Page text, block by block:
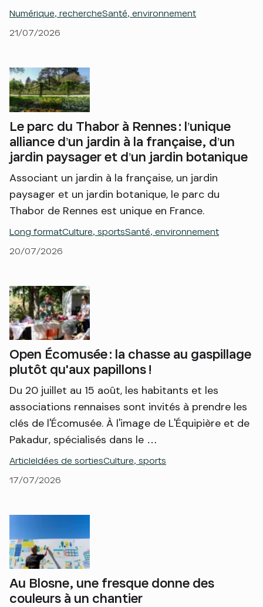
Numérique, rechercheSanté, environnement
21/07/2026
Le parc du Thabor à Rennes : l’unique
alliance d’un jardin à la française, d’un
jardin paysager et d’un jardin botanique
Associant un jardin à la française, un jardin
paysager et un jardin botanique, le parc du
Thabor de Rennes est unique en France.
Long formatCulture, sportsSanté, environnement
20/07/2026
Open Écomusée : la chasse au gaspillage
plutôt qu'aux papillons !
Du 20 juillet au 15 août, les habitants et les
associations rennaises sont invités à prendre les
clés de l'Écomusée. À l'image de L'Équipière et de
Pakadur, spécialisés dans le …
ArticleIdées de sortiesCulture, sports
17/07/2026
Au Blosne, une fresque donne des
couleurs à un chantier